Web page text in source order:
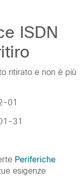
ISDN
ritirato e non è più
01
31
Periferiche
esigenze